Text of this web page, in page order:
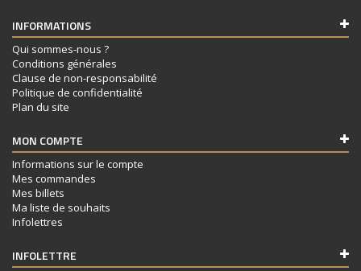
INFORMATIONS
Qui sommes-nous ?
Conditions générales
Clause de non-responsabilité
Politique de confidentialité
Plan du site
MON COMPTE
Informations sur le compte
Mes commandes
Mes billets
Ma liste de souhaits
Infolettres
INFOLETTRE